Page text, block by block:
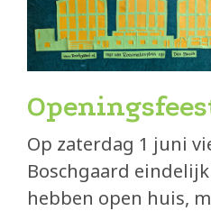
Contact
Het Sociale Gebeuren
Agenda
Eetcafé de Juin
Buurderij
Op zaterdag 1 juni
Boschgaard
hebben open huis,